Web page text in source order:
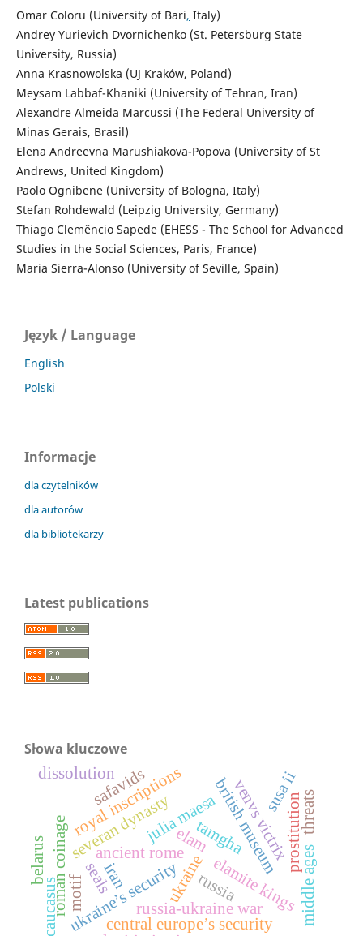
Omar Coloru (University of Bari, Italy)
Andrey Yurievich Dvornichenko (St. Petersburg State
University, Russia)
Anna Krasnowolska (UJ Kraków, Poland)
Meysam Labbaf-Khaniki (University of Tehran, Iran)
Alexandre Almeida Marcussi (The Federal University of
Minas Gerais, Brasil)
Elena Andreevna Marushiakova-Popova (University of St
Andrews, United Kingdom)
Paolo Ognibene (University of Bologna, Italy)
Stefan Rohdewald (Leipzig University, Germany)
Thiago Clemêncio Sapede (EHESS - The School for Advanced
Studies in the Social Sciences, Paris, France)
Maria Sierra-Alonso (University of Seville, Spain)
Język / Language
English
Polski
Informacje
dla czytelników
dla autorów
dla bibliotekarzy
Latest publications
Słowa kluczowe
russia-ukraine war
ukrainerussia
ukraine’s security
central europe’s security
ancient rome
severan dynastyjulia maesa venvs victrix
roman coinage british museum
iran
elam
royal inscriptions
elamite kings
prostitution
middle ages
caucasus
safavids
tamgha
dissolution
seals
susa ii
motif
threats
belarus